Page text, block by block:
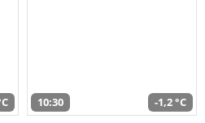
10:30 -1,2 °C